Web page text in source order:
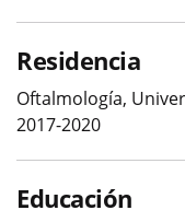
Residencia
Oftalmología,
2017-2020
Educación